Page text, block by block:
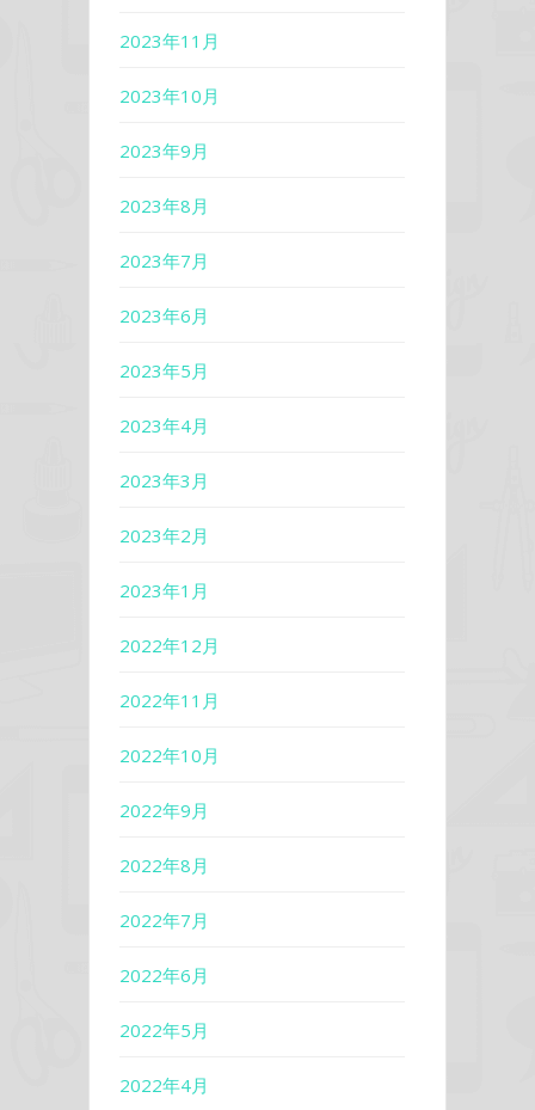
2023年11月
2023年10月
2023年9月
2023年8月
2023年7月
2023年6月
2023年5月
2023年4月
2023年3月
2023年2月
2023年1月
2022年12月
2022年11月
2022年10月
2022年9月
2022年8月
2022年7月
2022年6月
2022年5月
2022年4月